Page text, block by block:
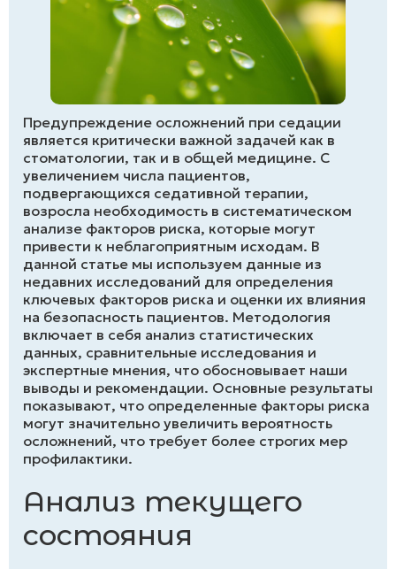
Предупреждение осложнений при седации
является критически важной задачей как в
стоматологии, так и в общей медицине. С
увеличением числа пациентов,
подвергающихся седативной терапии,
возросла необходимость в систематическом
анализе факторов риска, которые могут
привести к неблагоприятным исходам. В
данной статье мы используем данные из
недавних исследований для определения
ключевых факторов риска и оценки их влияния
на безопасность пациентов. Методология
включает в себя анализ статистических
данных, сравнительные исследования и
экспертные мнения, что обосновывает наши
выводы и рекомендации. Основные результаты
показывают, что определенные факторы риска
могут значительно увеличить вероятность
осложнений, что требует более строгих мер
профилактики.
Анализ текущего
состояния